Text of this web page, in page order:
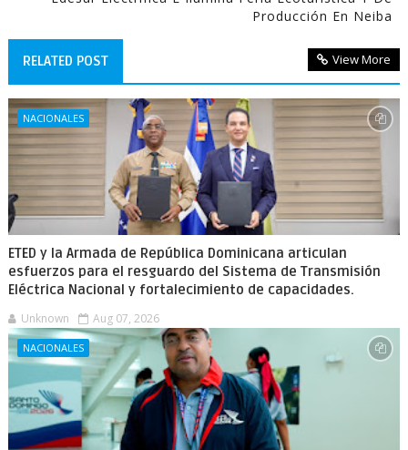
Producción En Neiba
RELATED POST View More
NACIONALES
ETED y la Armada de República Dominicana articulan
esfuerzos para el resguardo del Sistema de Transmisión
Eléctrica Nacional y fortalecimiento de capacidades.
Unknown Aug 07, 2026
NACIONALES